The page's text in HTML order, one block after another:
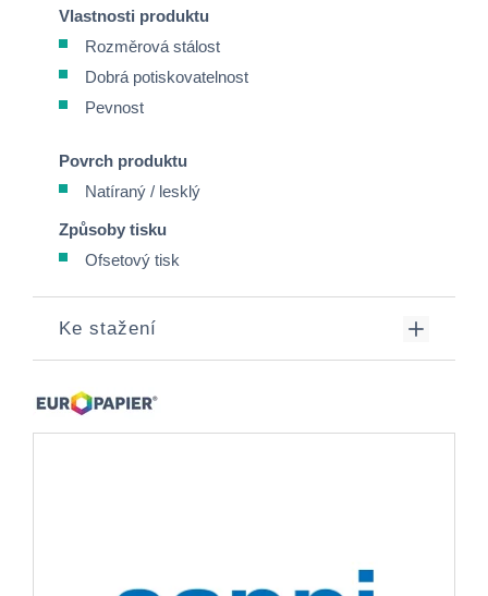
Vlastnosti produktu
Rozměrová stálost
Dobrá potiskovatelnost
Pevnost
Povrch produktu
Natíraný / lesklý
Způsoby tisku
Ofsetový tisk
Ke stažení